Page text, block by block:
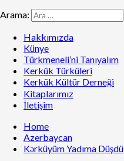
Arama:
Hakkımızda
Künye
Türkmeneli’ni Tanıyalım
Kerkük Türküleri
Kerkük Kültür Derneği
Kitaplarımız
İletişim
Home
Azerbaycan
Kərküyüm Yadıma Düşdü